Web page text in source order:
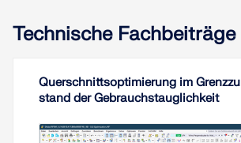
Technische Fachbeiträge
Querschnittsoptimierung im Grenzzu
stand der Gebrauchstauglichkeit